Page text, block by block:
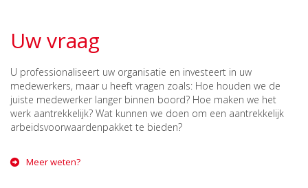
Uw vraag
U professionaliseert uw organisatie en investeert in uw
medewerkers, maar u heeft vragen zoals: Hoe houden we de
juiste medewerker langer binnen boord? Hoe maken we het
werk aantrekkelijk? Wat kunnen we doen om een aantrekkelijk
arbeidsvoorwaardenpakket te bieden?
Meer weten?